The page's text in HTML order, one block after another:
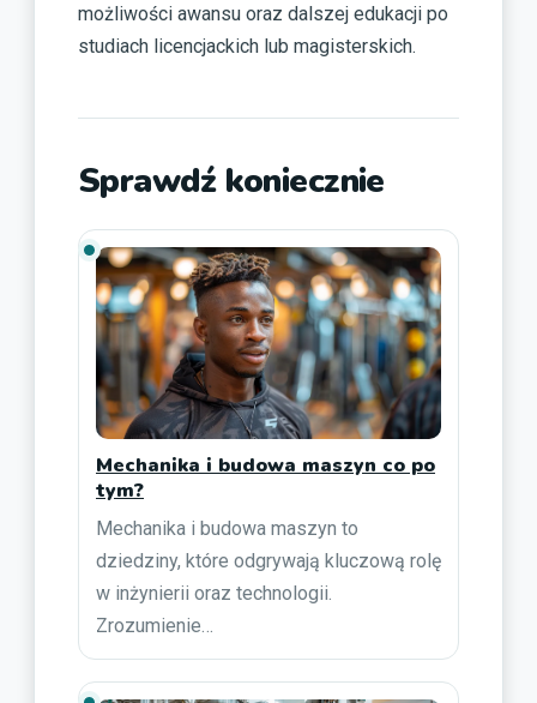
możliwości awansu oraz dalszej edukacji po
studiach licencjackich lub magisterskich.
Sprawdź koniecznie
Mechanika i budowa maszyn co po
tym?
Mechanika i budowa maszyn to
dziedziny, które odgrywają kluczową rolę
w inżynierii oraz technologii.
Zrozumienie…